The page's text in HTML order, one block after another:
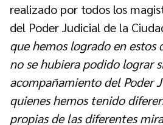
realizado por todos los
del Poder Judicial de la
que hemos logrado en estos
no se hubiera podido lograr
acompañamiento del Poder
quienes hemos tenido
propias de las diferentes